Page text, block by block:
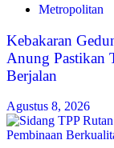
Metropolitan
Kebakaran
Anung Pastikan
Berjalan
Agustus 8, 2026